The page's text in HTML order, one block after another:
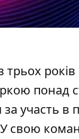
років
понад
участь в
свою